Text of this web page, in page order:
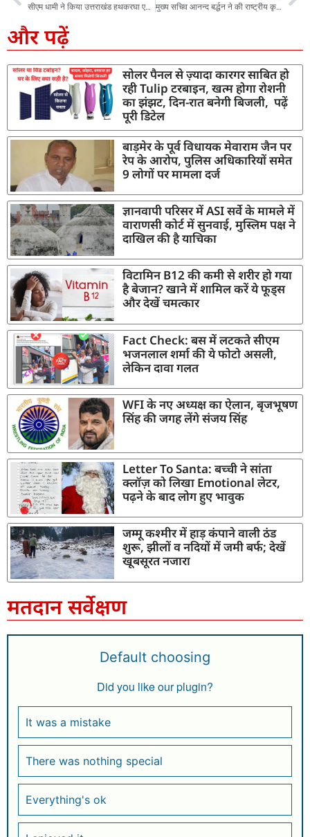
सीएम धामी ने किया उत्तराखंड हथकरघा एवं हस्तशिल्प विकास परिषद द्वारा आयोजित कार्यक्रम में प्रतिभाग मुख्य सचिव आनन्द बर्द्धन ने की राष्ट्रीय कृषि विकास योजना के अंतर्गत राज्य स्तरीय स्क्रीनिंग समिति की बैठक
और पढ़ें
सोलर पैनल से ज़्यादा कारगर साबित हो
रही Tulip टरबाइन, खत्म होगा रोशनी
का झंझट, दिन-रात बनेगी बिजली, पढ़ें
पूरी डिटेल
बाड़मेर के पूर्व विधायक मेवाराम जैन पर
रेप के आरोप, पुलिस अधिकारियों समेत
9 लोगों पर मामला दर्ज
ज्ञानवापी परिसर में ASI सर्वे के मामले में
वाराणसी कोर्ट में सुनवाई, मुस्लिम पक्ष ने
दाखिल की है याचिका
विटामिन B12 की कमी से शरीर हो गया
है बेजान? खाने में शामिल करें ये फूड्स
और देखें चमत्कार
Fact Check: बस में लटकते सीएम
भजनलाल शर्मा की ये फोटो असली,
लेकिन दावा गलत
WFI के नए अध्यक्ष का ऐलान, बृजभूषण
सिंह की जगह लेंगे संजय सिंह
Letter To Santa: बच्ची ने सांता
क्लॉज़ को लिखा Emotional लेटर,
पढ़ने के बाद लोग हुए भावुक
जम्मू कश्मीर में हाड़ कंपाने वाली ठंड
शुरू, झीलों व नदियों में जमी बर्फ; देखें
खूबसूरत नजारा
मतदान सर्वेक्षण
Default choosing
Did you like our plugin?
It was a mistake
There was nothing special
Everything's ok